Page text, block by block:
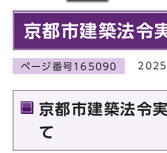
京都市建築法令
ページ番号165090 2025
京都市建築法令
て